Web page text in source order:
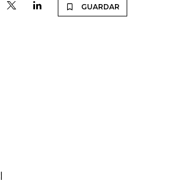
GUARDAR